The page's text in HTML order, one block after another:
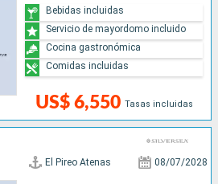
US$ 6,550 Tasas incluidas
Bebidas incluidas
Servicio de mayordomo incluido
Cocina gastronómica
Comidas incluidas
El Pireo Atenas 08/07/2028